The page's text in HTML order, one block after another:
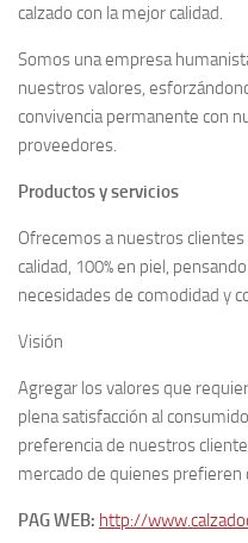
calzado con la mejor calidad.
Somos una empresa
nuestros valores,
convivencia permanente con
proveedores.
Productos y servicios
Ofrecemos a nuestros
calidad, 100% en piel,
necesidades de comodidad y
Visión
Agregar los valores que
plena satisfacción al
preferencia de nuestros
mercado de quienes prefieren
PAG WEB: http://